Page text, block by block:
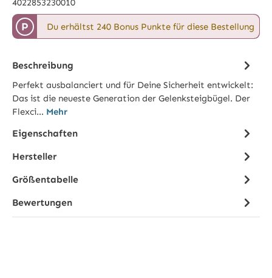
4022853230010
P Du erhältst 240 Bonus Punkte für diese Bestellung
Beschreibung
Perfekt ausbalanciert und für Deine Sicherheit entwickelt:
Das ist die neueste Generation der Gelenksteigbügel. Der
Flexci… Mehr
Eigenschaften
Hersteller
Größentabelle
Bewertungen